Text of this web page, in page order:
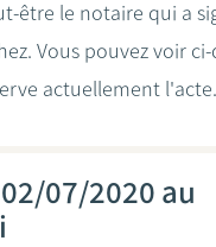
être le notaire qui a
Vous pouvez voir
actuellement l'acte.
07/2020 au